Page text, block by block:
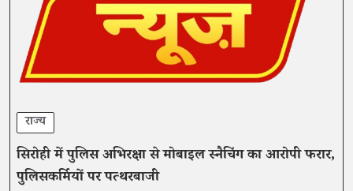
राज्य
सिरोही में पुलिस अभिरक्षा से मोबाइल स्नैचिंग का आरोपी फरार,
पुलिसकर्मियों पर पत्थरबाजी